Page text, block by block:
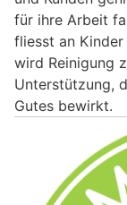
für ihre Arbeit
fliesst an Kinder
wird Reinigung
Unterstützung,
Gutes bewirkt.